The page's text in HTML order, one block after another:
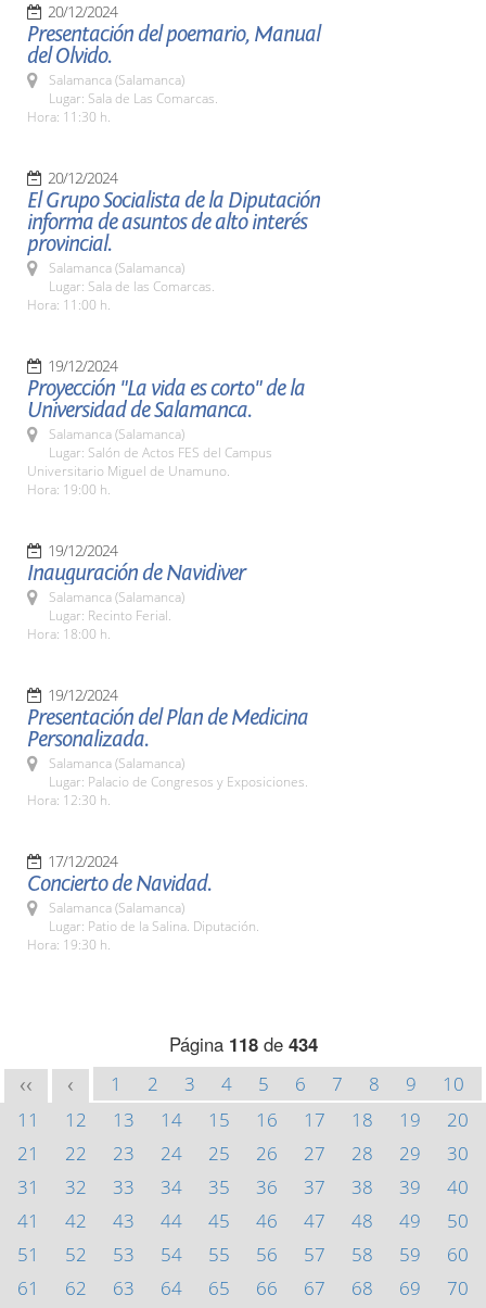
20/12/2024
Presentación del poemario, Manual
del Olvido.
Salamanca (Salamanca)
Lugar: Sala de Las Comarcas.
Hora: 11:30 h.
20/12/2024
El Grupo Socialista de la Diputación
informa de asuntos de alto interés
provincial.
Salamanca (Salamanca)
Lugar: Sala de las Comarcas.
Hora: 11:00 h.
19/12/2024
Proyección "La vida es corto" de la
Universidad de Salamanca.
Salamanca (Salamanca)
Lugar: Salón de Actos FES del Campus
Universitario Miguel de Unamuno.
Hora: 19:00 h.
19/12/2024
Inauguración de Navidiver
Salamanca (Salamanca)
Lugar: Recinto Ferial.
Hora: 18:00 h.
19/12/2024
Presentación del Plan de Medicina
Personalizada.
Salamanca (Salamanca)
Lugar: Palacio de Congresos y Exposiciones.
Hora: 12:30 h.
17/12/2024
Concierto de Navidad.
Salamanca (Salamanca)
Lugar: Patio de la Salina. Diputación.
Hora: 19:30 h.
Página 118de 434
<< < 1 2 3 4 5 6 7 8 9
10
11
12 13 14 15 16 17 18 19
20
21
22 23 24 25 26 27 28 29
30
31
32 33 34 35 36 37 38 39
40
41
42 43 44 45 46 47 48 49
50
51
52 53 54 55 56 57 58 59
60
61
62 63 64 65 66 67 68 69
70